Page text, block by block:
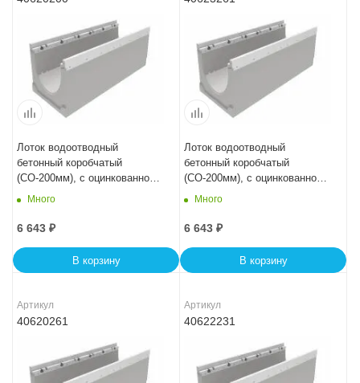
Лоток водоотводный
бетонный коробчатый
(СО-200мм), с оцинкованной
насадкой КU 100.29,8
Много
6 643 ₽
В корзину
Лоток водоотводный
бетонный коробчатый
(СО-200мм), с оцинкованной
насадкой КU 100.29,8
Много
6 643 ₽
В корзину
Артикул
40620261
Артикул
40622231